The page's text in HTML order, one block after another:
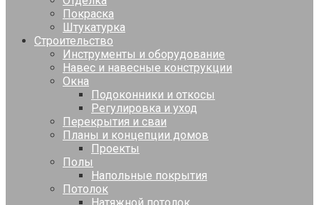
Покраска
Штукатурка
Строительство
Инструменты и оборудование
Навес и навесные конструкции
Окна
Подоконники и откосы
Регулировка и уход
Перекрытия и сваи
Планы и концепции домов
Проекты
Полы
Напольные покрытия
Потолок